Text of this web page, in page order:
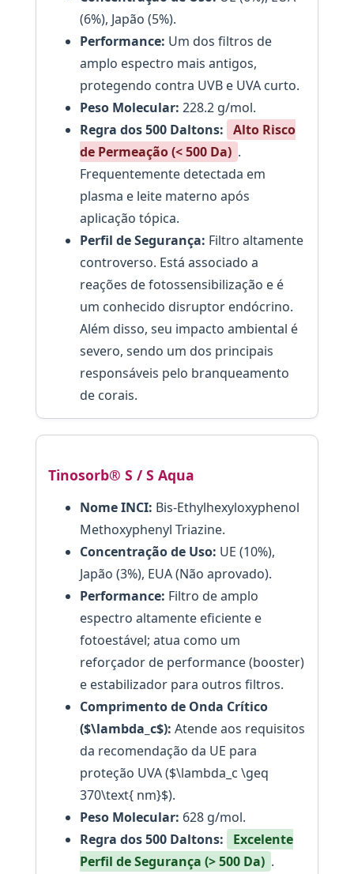
(6%), Japão (5%).
Performance: Um dos filtros de
amplo espectro mais antigos,
protegendo contra UVB e UVA curto.
Peso Molecular: 228.2 g/mol.
Regra dos 500 Daltons: Alto Risco
de Permeação (< 500 Da) .
Frequentemente detectada em
plasma e leite materno após
aplicação tópica.
Perfil de Segurança: Filtro altamente
controverso. Está associado a
reações de fotossensibilização e é
um conhecido disruptor endócrino.
Além disso, seu impacto ambiental é
severo, sendo um dos principais
responsáveis pelo branqueamento
de corais.
Tinosorb® S / S Aqua
Nome INCI: Bis-Ethylhexyloxyphenol
Methoxyphenyl Triazine.
Concentração de Uso: UE (10%),
Japão (3%), EUA (Não aprovado).
Performance: Filtro de amplo
espectro altamente eficiente e
fotoestável; atua como um
reforçador de performance (booster)
e estabilizador para outros filtros.
Comprimento de Onda Crítico
($\lambda_c$): Atende aos requisitos
da recomendação da UE para
proteção UVA ($\lambda_c \geq
370\text{ nm}$).
Peso Molecular: 628 g/mol.
Regra dos 500 Daltons:
Excelente
Perfil de Segurança (> 500 Da) .